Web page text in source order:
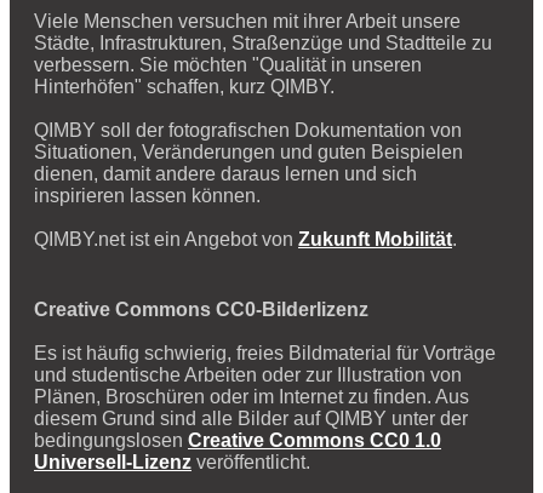
Viele Menschen versuchen mit ihrer Arbeit unsere
Städte, Infrastrukturen, Straßenzüge und Stadtteile zu
verbessern. Sie möchten "Qualität in unseren
Hinterhöfen" schaffen, kurz QIMBY.
QIMBY soll der fotografischen Dokumentation von
Situationen, Veränderungen und guten Beispielen
dienen, damit andere daraus lernen und sich
inspirieren lassen können.
QIMBY.net ist ein Angebot von Zukunft Mobilität.
Creative Commons CC0-Bilderlizenz
Es ist häufig schwierig, freies Bildmaterial für Vorträge
und studentische Arbeiten oder zur Illustration von
Plänen, Broschüren oder im Internet zu finden. Aus
diesem Grund sind alle Bilder auf QIMBY unter der
bedingungslosen Creative Commons CC0 1.0
Universell-Lizenz veröffentlicht.